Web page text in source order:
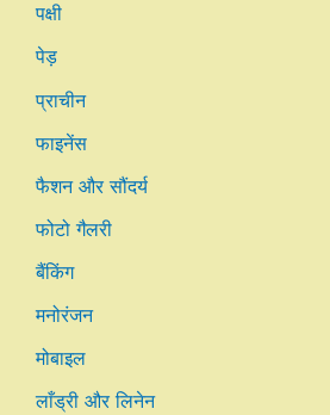
पक्षी
पेड़
प्राचीन
फाइनेंस
फैशन और सौंदर्य
फोटो गैलरी
बैंकिंग
मनोरंजन
मोबाइल
लाँड्री और लिनेन